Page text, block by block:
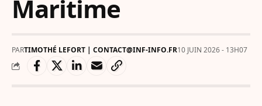
Maritime
PARTIMOTHÉ LEFORT | CONTACT@INF-INFO.FR10 JUIN 2026 - 13H07